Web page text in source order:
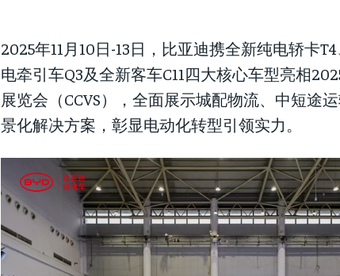
2025年11月10日-13日，比亚迪携全新纯电轿卡
电牵引车Q3及全新客车C11四大核心车型亮相
展览会（CCVS），全面展示城配物流、中短途
景化解决方案，彰显电动化转型引领实力。